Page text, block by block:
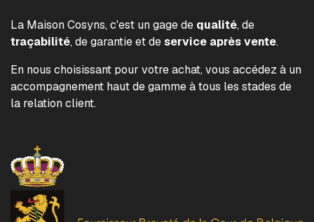
La Maison Cosyns, c'est un gage de qualité, de
traçabilité, de garantie et deservice après vente.
En nous choisissant pour votre achat, vous accédez à un
accompagnement haut de gamme à tous les stades de
la relation client.